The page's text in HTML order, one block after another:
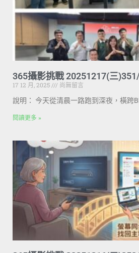
365攝影挑戰 20251217(三
17 12 月, 2025
尚無留言
說明： 今天從清晨一路跑到深夜，橫跨
閱讀更多 »